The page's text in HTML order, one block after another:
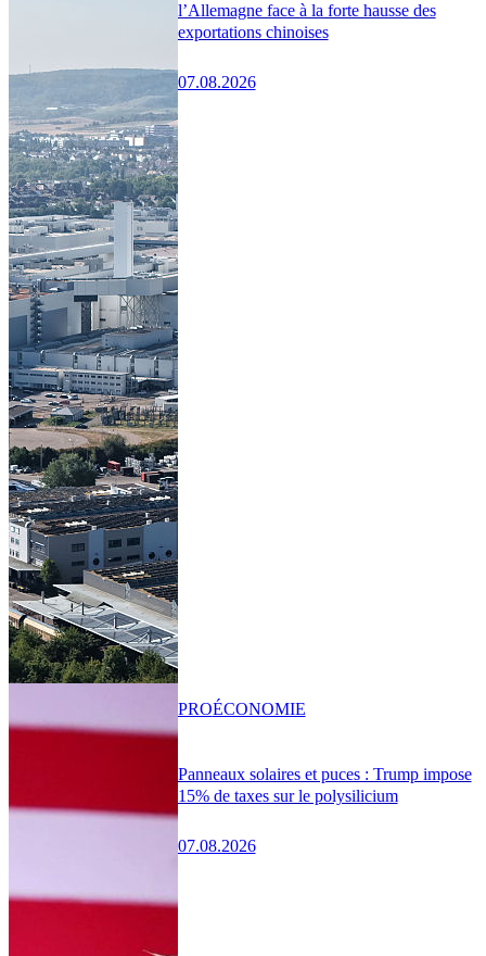
l’Allemagne face à la forte hausse des
exportations chinoises
07.08.2026
Panneaux solaires et puces : Trump impose
15% de taxes sur le polysilicium
07.08.2026
PROÉCONOMIE